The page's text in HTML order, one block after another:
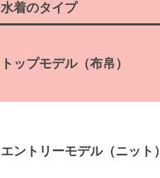
水着のタイプ
トップモデル（布帛）
エントリーモデル（ニット）